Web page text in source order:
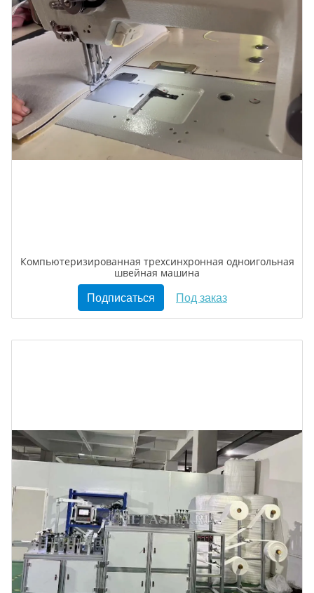
Компьютеризированная трехсинхронная одноигольная
швейная машина
Подписаться Под заказ